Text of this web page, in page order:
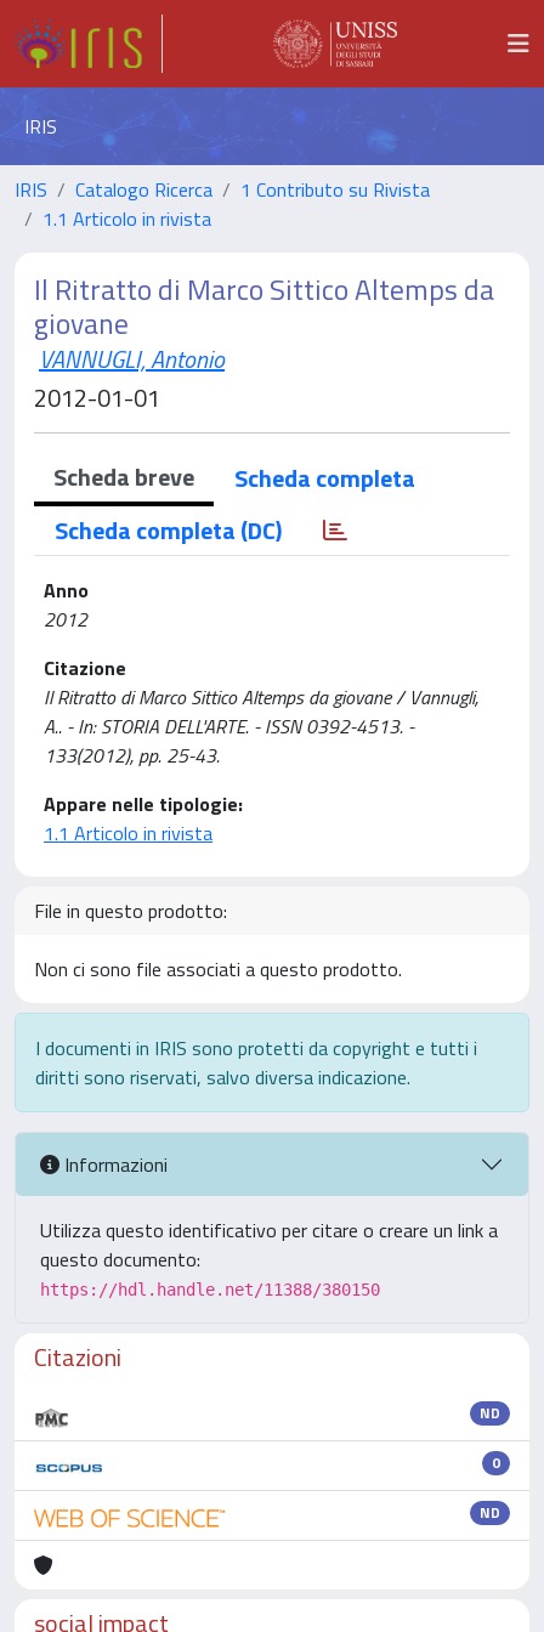
IRIS
IRIS Catalogo Ricerca
1 Contributo su Rivista
1.1 Articolo in rivista
Il Ritratto di Marco Sittico Altemps da
giovane
VANNUGLI, Antonio
2012-01-01
Scheda breve
Scheda completa
Scheda completa (DC)
Anno
2012
Citazione
Il Ritratto di Marco Sittico Altemps da giovane / Vannugli,
A.. - In: STORIA DELL'ARTE. - ISSN 0392-4513. -
133(2012), pp. 25-43.
Appare nelle tipologie:
1.1 Articolo in rivista
File in questo prodotto:
Non ci sono file associati a questo prodotto.
I documenti in IRIS sono protetti da copyright e tutti i
diritti sono riservati, salvo diversa indicazione.
Informazioni
Utilizza questo identificativo per citare o creare un link a
questo documento:
https://hdl.handle.net/11388/380150
Citazioni
ND
0
ND
social impact